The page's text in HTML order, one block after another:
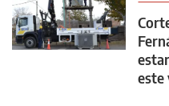
este